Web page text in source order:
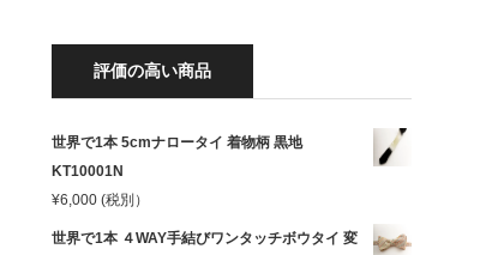
評価の高い商品
世界で1本 5cmナロータイ 着物柄 黒地
KT10001N
¥6,000 (税別）
世界で1本 ４WAY手結びワンタッチボウタイ 変